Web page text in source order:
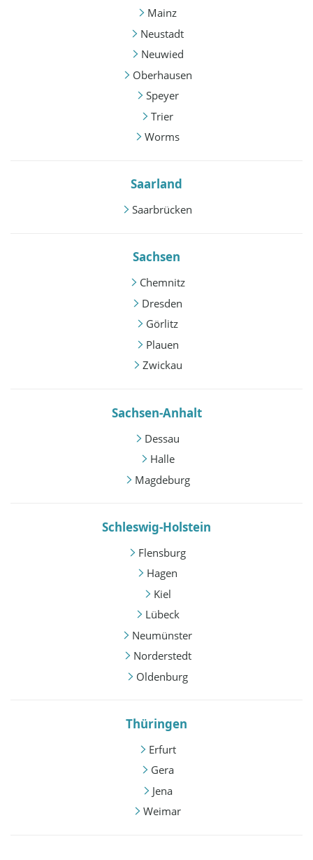
Mainz
Neustadt
Neuwied
Oberhausen
Speyer
Trier
Worms
Saarland
Saarbrücken
Sachsen
Chemnitz
Dresden
Görlitz
Plauen
Zwickau
Sachsen-Anhalt
Dessau
Halle
Magdeburg
Schleswig-Holstein
Flensburg
Hagen
Kiel
Lübeck
Neumünster
Norderstedt
Oldenburg
Thüringen
Erfurt
Gera
Jena
Weimar